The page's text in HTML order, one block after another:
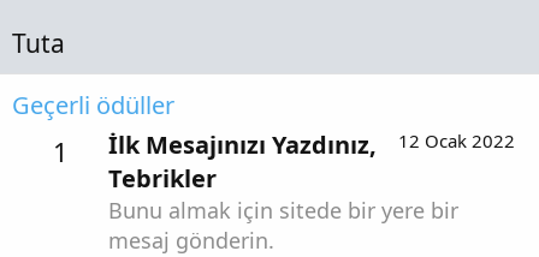
Tuta
Geçerli ödüller
1 12 Ocak 2022
İlk Mesajınızı Yazdınız,
Tebrikler
Bunu almak için sitede bir yere bir
mesaj gönderin.